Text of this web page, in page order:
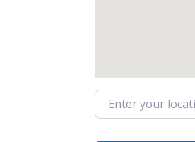
Enter your location